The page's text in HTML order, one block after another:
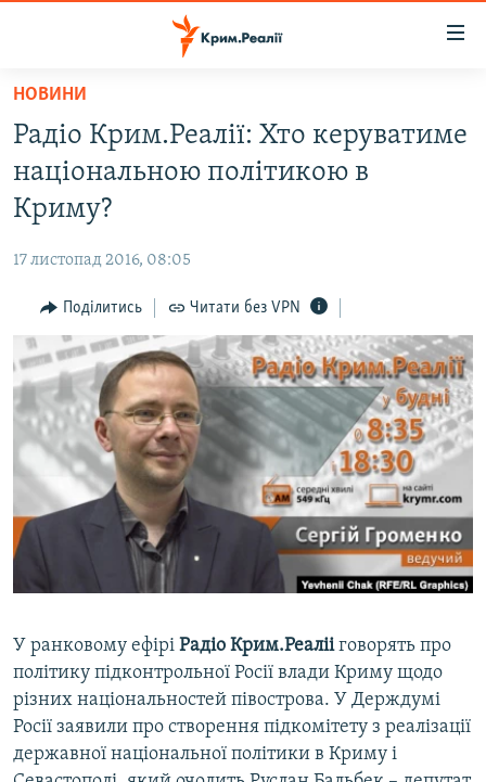
Перейти
основного
матеріалу
Перейти
до
основної
Перейти
пошуку
ВОДА.КРИМ
ВІДЕО ТА ФОТО
БЛОГИ
ПОГЛЯД
ІНТЕРВ'Ю
ВСЕ ЗА ДЕНЬ
СПЕЦПРОЕКТИ
ДЕПОРТАЦІЯ
ВІДЕОУРОКИ «ELIFBE»
СВІДЧЕННЯ ОКУПАЦІЇ
УКРАЇНСЬКА ПРОБЛЕМА КРИМУ
ЯК ОБІЙТИ БЛОКУВАННЯ
Русский
Qırımtatar
Усі сайти RFE/RL
НОВИНИ
Радіо Крим.Реалії: Хто керуватиме
національною політикою в
Криму?
17 листопад 2016, 08:05
Поділитись Читати без VPN
У ранковому ефірі Радіо Крим.Реалііговорять про
політику підконтрольної Росії влади Криму щодо
різних національностей півострова. У Держдумі
Росії заявили про створення підкомітету з реалізації
державної національної політики в Криму і